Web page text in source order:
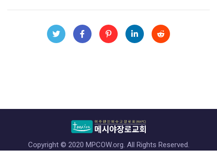
Copyright © 2020 MPCOW.org. All Rights Reserved.